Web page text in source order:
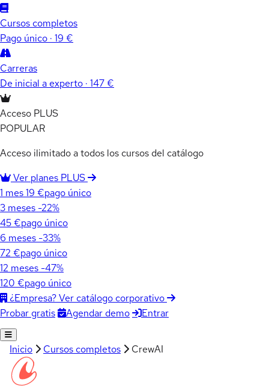
Cursos completos
Pago único · 19 €
Carreras
De inicial a experto · 147 €
Acceso PLUS
POPULAR
Acceso ilimitado a todos los cursos del catálogo
Ver planes PLUS
1 mes19 €pago único
3 meses -22%
45 €pago único
6 meses -33%
72 €pago único
12 meses -47%
120 €pago único
¿Empresa? Ver catálogo corporativo
Probar gratis
Agendar demo Entrar
Inicio Cursos completos CrewAI